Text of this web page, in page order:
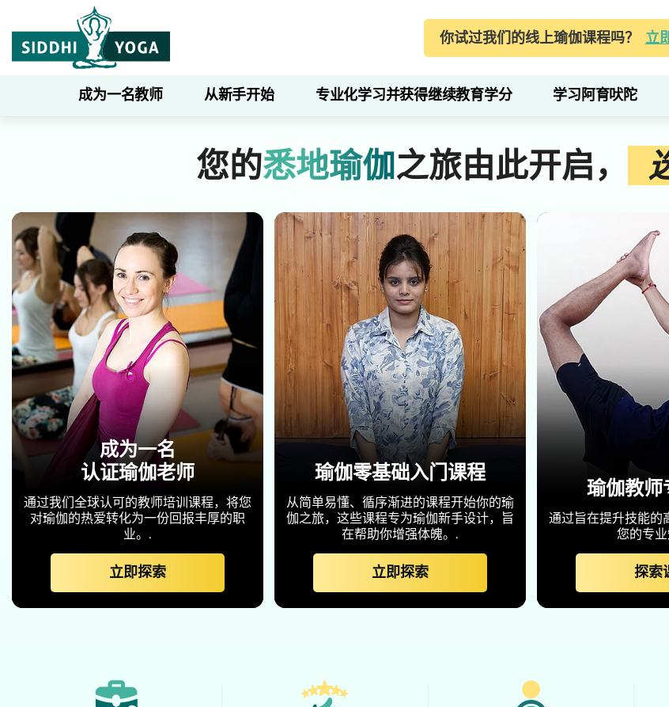
你试过我们的线上瑜伽课程吗？ 立
成为一名教师 从新手开始 专业化学习并获得继续教育学分 学习阿育吠陀
您的悉地瑜伽之旅由此开启，
成为一名
认证瑜伽老师
通过我们全球认可的教师培训课程，将您
对瑜伽的热爱转化为一份回报丰厚的职
业。.
立即探索
瑜伽零基础入门课程
从简单易懂、循序渐进的课程开始你的瑜
伽之旅，这些课程专为瑜伽新手设计，旨
在帮助你增强体魄。.
立即探索
瑜伽教师
通过旨在提升技能的
您的专
探索